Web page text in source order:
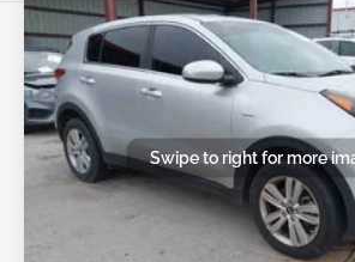
Swipe to right for more